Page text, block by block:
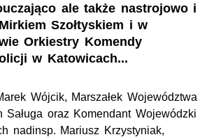
ale także nastrojowo i
Szołtyskiem i w
Orkiestry Komendy
w Katowicach...
Wójcik, Marszałek Województwa
Saługa oraz Komendant Wojewódzki
nadinsp. Mariusz Krzystyniak,